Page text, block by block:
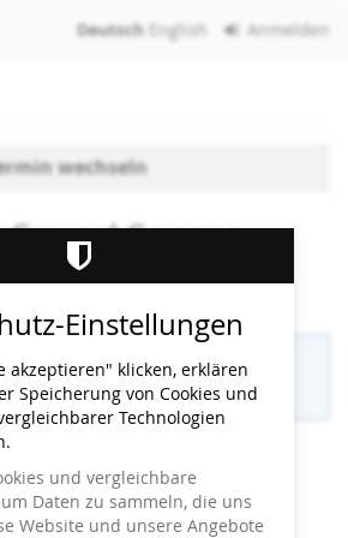
Deutsch English Anmelden
wechseln
Sound Senses
für diese Veranstaltung
Einstellungen
akzeptieren" klicken, erklären
Speicherung von Cookies und
Technologien
und vergleichbare
Daten zu sammeln, die uns
Website und unsere Angebote